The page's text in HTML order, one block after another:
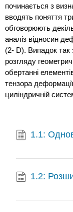
починається з
вводять поняття
обговорюють
аналіз відносин
(2- D). Випадок так
розгляду
обертанні
тензора
циліндричній
1.1:
1.2: